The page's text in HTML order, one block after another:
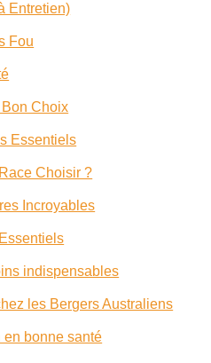
Entretien)
Fou
Choix
Essentiels
Choisir ?
Incroyables
indispensables
les Bergers Australiens
en bonne santé